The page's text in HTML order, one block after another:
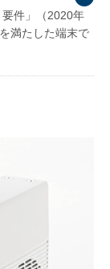
要件」（2020年
満たした端末で